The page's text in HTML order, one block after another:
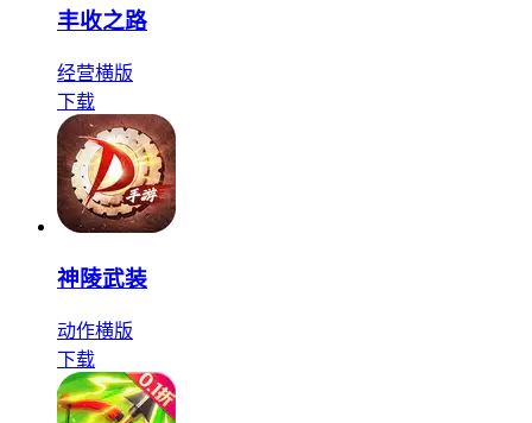
丰收之路
经营横版
下载
神陵武装
动作横版
下载